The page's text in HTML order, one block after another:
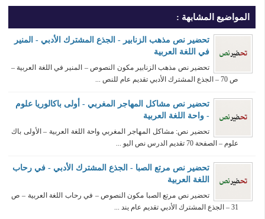
المواضيع المشابهة :
تحضير نص مذهب الزنابير - الجذع المشترك الأدبي - المنير
في اللغة العربية
تحضير نص مذهب الزنابير مكون النصوص – المنير في اللغة العربية –
ص 70 – الجذع المشترك الأدبي تقديم عام للنص ...
تحضير نص مشاكل المهاجر المغربي - أولى باكالوريا علوم
- واحة اللغة العربية
تحضير نص: مشاكل المهاجر المغربي واحة اللغة العربية – الأولى باك
علوم – الصفحة 70 تقديم الدرس نص اليو ...
تحضير نص مرتع الصبا - الجذع المشترك الأدبي - في رحاب
اللغة العربية
تحضير نص مرتع الصبا مكون النصوص – في رحاب اللغة العربية – ص
31 – الجذع المشترك الأدبي تقديم عام يند ...